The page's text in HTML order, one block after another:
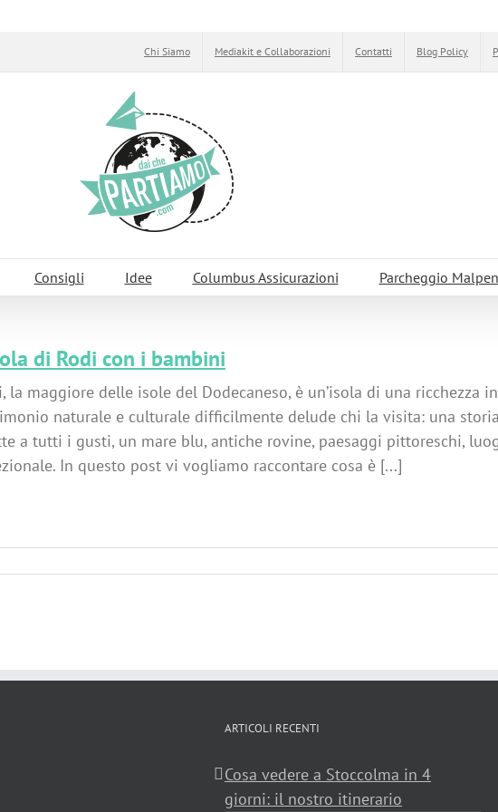
Chi Siamo Mediakit e Collaborazioni Contatti Blog Policy
Consigli Idee Columbus Assicurazioni Parcheggio
di Rodi con i bambini
la maggiore delle isole del Dodecaneso, è un’isola di una ricchezza
naturale e culturale difficilmente delude chi la visita: una
a tutti i gusti, un mare blu, antiche rovine, paesaggi pittoreschi,
In questo post vi vogliamo raccontare cosa è [...]
ARTICOLI RECENTI
Cosa vedere a Stoccolma in 4
giorni: il nostro itinerario